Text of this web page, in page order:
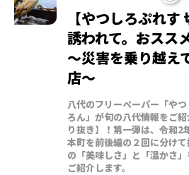
【やつしろぷれ
誘われて。おスス
～災害を乗り越え
店～
八代のフリーペーパー「や
ろん」が旬の八代情報をご
り抜き】！第一弾は、令和2
本町を前後編の２回に分け
の「美味しさ」と「温かさ
ご紹介します。